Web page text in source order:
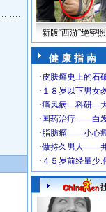
新版“西游”绝密照
健 康 指 南